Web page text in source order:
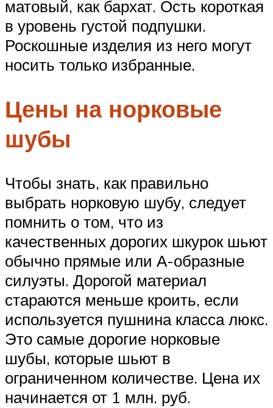
матовый, как бархат. Ость короткая
в уровень густой подпушки.
Роскошные изделия из него могут
носить только избранные.
Цены на норковые
шубы
Чтобы знать, как правильно
выбрать норковую шубу, следует
помнить о том, что из
качественных дорогих шкурок шьют
обычно прямые или А-образные
силуэты. Дорогой материал
стараются меньше кроить, если
используется пушнина класса люкс.
Это самые дорогие норковые
шубы, которые шьют в
ограниченном количестве. Цена их
начинается от 1 млн. руб.